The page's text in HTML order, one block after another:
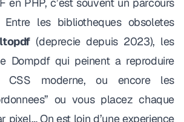
en PHP, c’est souvent un parcours
les bibliotheques obsoletes
(deprecie depuis 2023), les
Dompdf qui peinent a reproduire
CSS moderne, ou encore les
ou vous placez chaque
pixel… On est loin d’une experience